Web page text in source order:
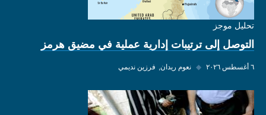
تحليل موجز
التوصل إلى ترتيبات إدارية عملية في مضيق هرمز
٦ أغسطس ٢٠٢٦ ◆ نعوم ريدان فرزين نديمي